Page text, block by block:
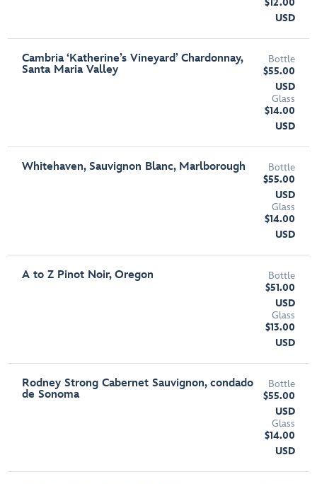
$12.00
USD
Cambria ‘Katherine’s Vineyard’ Chardonnay,
Santa Maria Valley
Bottle
$55.00
USD
Glass
$14.00
USD
Whitehaven, Sauvignon Blanc, Marlborough
Bottle
$55.00
USD
Glass
$14.00
USD
A to Z Pinot Noir, Oregon
Bottle
$51.00
USD
Glass
$13.00
USD
Rodney Strong Cabernet Sauvignon, condado
de Sonoma
Bottle
$55.00
USD
Glass
$14.00
USD